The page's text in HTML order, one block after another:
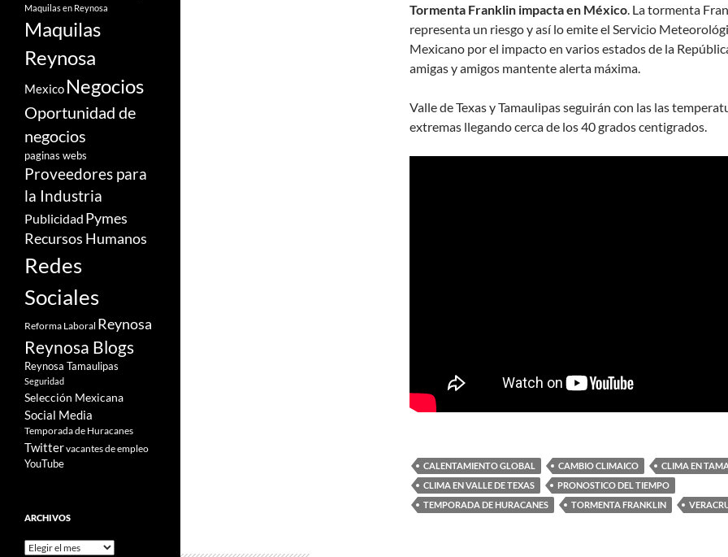
Tormenta Franklin impacta en México . La tormenta
representa un riesgo y así lo emite el Servicio
Mexicano por el impacto en varios estados de la
amigas y amigos mantente alerta máxima.
Valle de Texas y Tamaulipas seguirán con las las
extremas llegando cerca de los 40 grados centigrados.
CALENTAMIENTO GLOBAL CAMBIO CLIMAICO
CLIMA EN
CLIMA EN VALLE DE TEXAS
PRONOSTICO DEL TIEMPO
TEMPORADA DE HURACANES
TORMENTA FRANKLIN
Maquilas en Reynosa
Maquilas
Reynosa
Mexico Negocios
Oportunidad de
negocios
paginas webs
Proveedores para
la Industria
Publicidad Pymes
Recursos Humanos
Redes
Sociales
Reforma Laboral Reynosa
Reynosa Blogs
Reynosa Tamaulipas
Seguridad
Selección Mexicana
Social Media
Temporada de Huracanes
Twittervacantes de empleo
YouTube
ARCHIVOS
Archivos